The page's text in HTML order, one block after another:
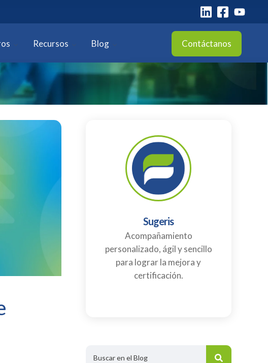
Recursos Blog Contáctanos
Sugeris
Acompañamiento
personalizado, ágil y sencillo
para lograr la mejora y
certificación.